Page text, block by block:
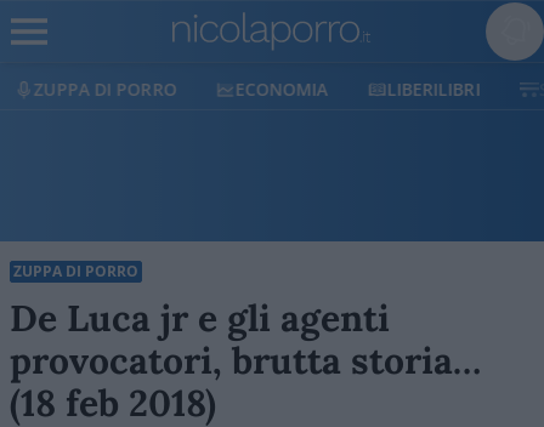
ECONOMIA LIBERILIBRI SHOP SOSTIENICI
ZUPPA DI PORRO
De Luca jr e gli agenti
provocatori, brutta storia…
(18 feb 2018)